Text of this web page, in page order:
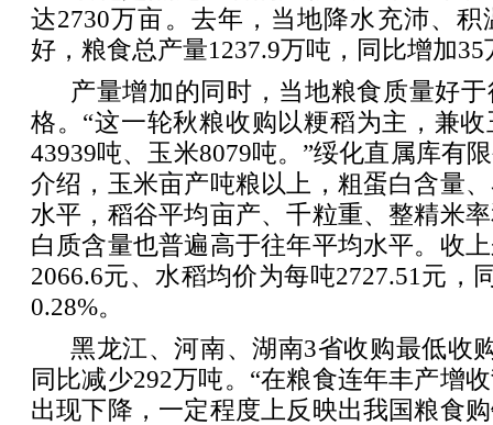
达2730万亩。去年，当地降水充沛、
好，粮食总产量1237.9万吨，同比增加35
产量增加的同时，当地粮食质量好
格。“这一轮秋粮收购以粳稻为主，兼
43939吨、玉米8079吨。”绥化直属库有
介绍，玉米亩产吨粮以上，粗蛋白含量
水平，稻谷平均亩产、千粒重、整精米
白质含量也普遍高于往年平均水平。收
2066.6元、水稻均价为每吨2727.51元，
0.28%。
黑龙江、河南、湖南3省收购最低收
同比减少292万吨。“在粮食连年丰产增
出现下降，一定程度上反映出我国粮食